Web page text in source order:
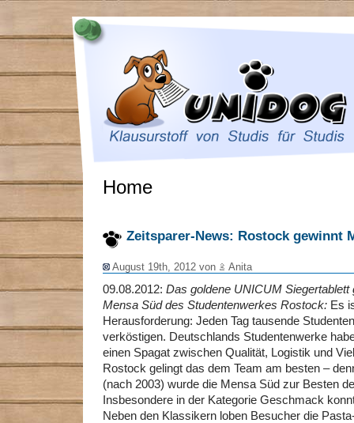
Home
Zeitsparer-News: Rostock gewinnt
August 19th, 2012 von Anita
09.08.2012: Das goldene UNICUM Siegertablett
Mensa Süd des Studentenwerkes Rostock: Es
Herausforderung: Jeden Tag tausende
verköstigen. Deutschlands Studentenwerke
einen Spagat zwischen Qualität, Logistik und
Rostock gelingt das dem Team am besten –
(nach 2003) wurde die Mensa Süd zur Besten
Insbesondere in der Kategorie Geschmack
Neben den Klassikern loben Besucher die